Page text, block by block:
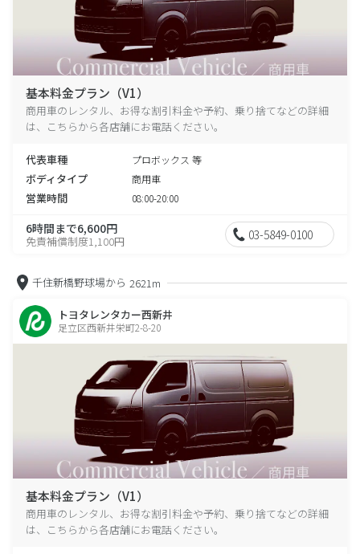
基本料金プラン（V1）
商用車のレンタル、お得な割引料金や予約、乗り捨てなどの詳細
は、こちらから各店舗にお電話ください。
代表車種 プロボックス 等
ボディタイプ 商用車
営業時間 08:00-20:00
6時間まで6,600円
免責補償制度1,100円 03-5849-0100
千住新橋野球場から 2621m
トヨタレンタカー西新井
足立区西新井栄町2-8-20
基本料金プラン（V1）
商用車のレンタル、お得な割引料金や予約、乗り捨てなどの詳細
は、こちらから各店舗にお電話ください。